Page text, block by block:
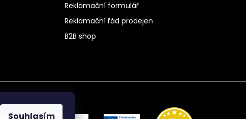
Souhlasím
Reklamační formulář
Reklamační řád prodejen
B2B shop